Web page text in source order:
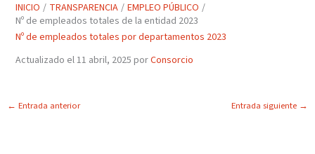
INICIO TRANSPARENCIA
EMPLEO PÚBLICO
Nº de empleados totales de la entidad 2023
Nº de empleados totales por departamentos 2023
Actualizado el 11 abril, 2025 porConsorcio
← Entrada anterior Entrada siguiente →